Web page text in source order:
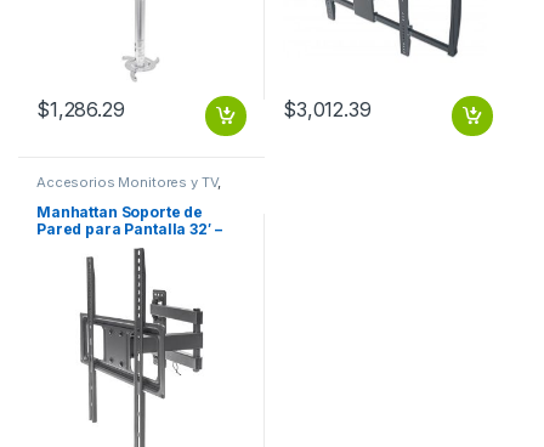
$1,286.29 $3,012.39
Accesorios Monitores y TV,
Manhattan Soporte de
Pared para Pantalla 32′ –
55′, hasta 35kg, Negro Y
CURVA ARTICULADO 32 A 55